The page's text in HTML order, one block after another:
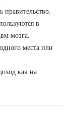
правительство.
в
мозга.
места или
как на